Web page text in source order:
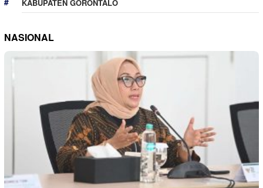
KABUPATEN GORONTALO
NASIONAL